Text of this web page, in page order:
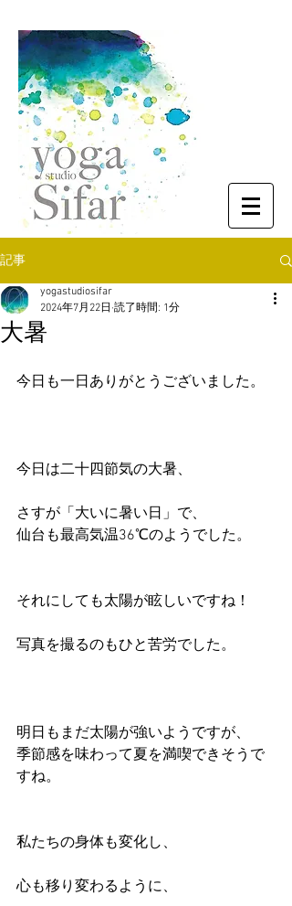
記事
大暑
yogastudiosifar
2024年7月22日 読了時間: 1分
今日も一日ありがとうございました。
今日は二十四節気の大暑、
さすが「大いに暑い日」で、
仙台も最高気温36℃のようでした。
それにしても太陽が眩しいですね！
写真を撮るのもひと苦労でした。
明日もまだ太陽が強いようですが、
季節感を味わって夏を満喫できそうで
すね。
私たちの身体も変化し、
心も移り変わるように、